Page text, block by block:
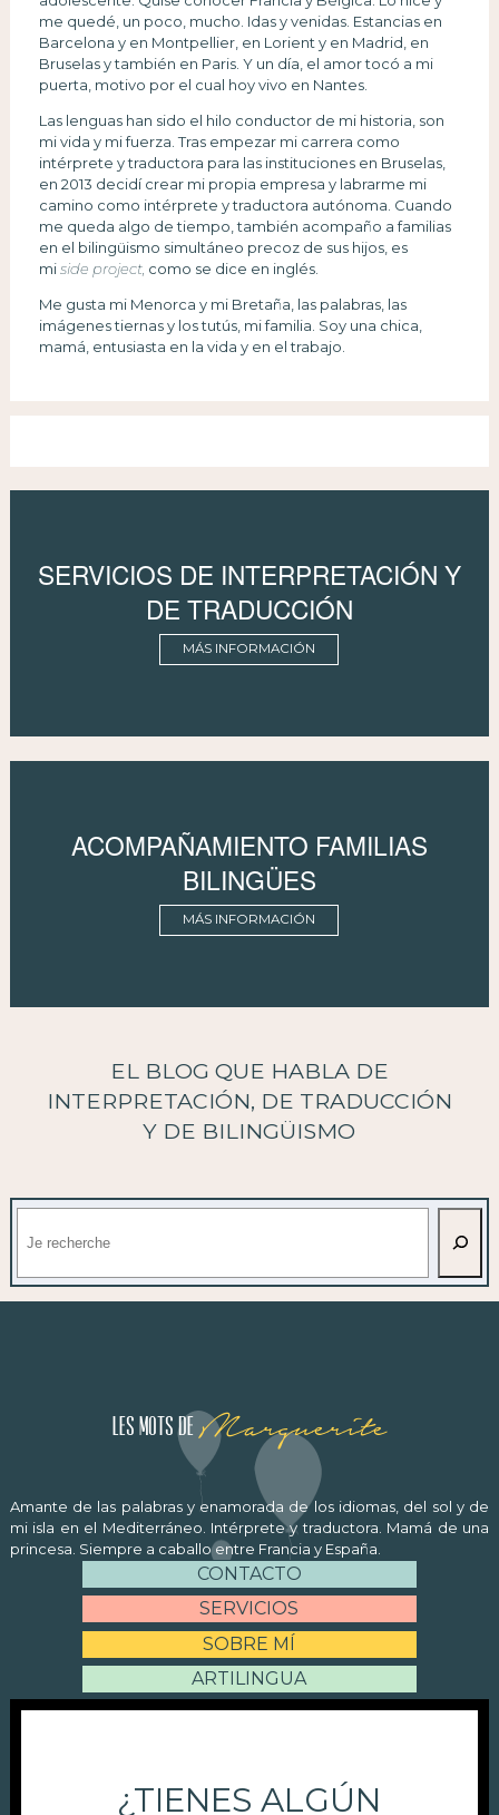
me quedé, un poco, mucho. Idas y venidas. Estancias en
Barcelona y en Montpellier, en Lorient y en Madrid, en
Bruselas y también en Paris. Y un día, el amor tocó a mi
puerta, motivo por el cual hoy vivo en Nantes.
Las lenguas han sido el hilo conductor de mi historia, son
mi vida y mi fuerza. Tras empezar mi carrera como
intérprete y traductora para las instituciones en Bruselas,
en 2013 decidí crear mi propia empresa y labrarme mi
camino como intérprete y traductora autónoma. Cuando
me queda algo de tiempo, también acompaño a familias
en el bilingüismo simultáneo precoz de sus hijos, es
mi side project, como se dice en inglés.
Me gusta mi Menorca y mi Bretaña, las palabras, las
imágenes tiernas y los tutús, mi familia. Soy una chica,
mamá, entusiasta en la vida y en el trabajo.
SERVICIOS DE INTERPRETACIÓN Y
DE TRADUCCIÓN
MÁS INFORMACIÓN
ACOMPAÑAMIENTO FAMILIAS
BILINGÜES
MÁS INFORMACIÓN
EL BLOG QUE HABLA DE
INTERPRETACIÓN, DE TRADUCCIÓN
Y DE BILINGÜISMO
Les mots de Marguerite
Amante de las palabras y enamorada de los idiomas, del sol y de
mi isla en el Mediterráneo. Intérprete y traductora. Mamá de una
princesa. Siempre a caballo entre Francia y España.
CONTACTO
SERVICIOS
SOBRE MÍ
ARTILINGUA
¿TIENES ALGÚN